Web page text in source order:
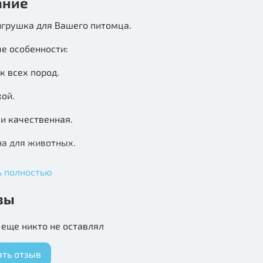
для Вашего питомца.
особенности:
всех пород.
качественная.
для животных.
помогая предотвратить зубной камень.
приятный наполнитель.
для самостоятельных или совместных игр с
полностью
никто не оставлял
отзыв